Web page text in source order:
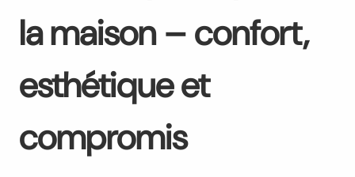
la maison – confort,
esthétique et
compromis